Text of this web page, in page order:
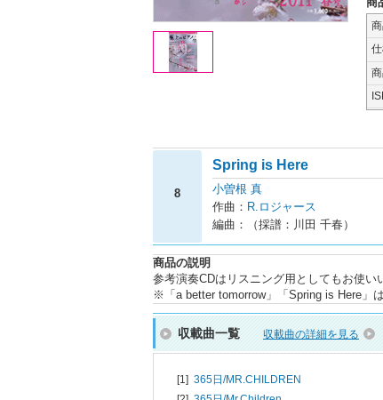
8
Spring is Here
小曽根 真
作曲： R.ロジャース
編曲：（採譜：川田 千春）
商品の説明
参考演奏CDはリスニング用としてもお使い
※「a better tomorrow」「Spring is Here」
収載曲一覧 収載曲の詳細を見る
[1] 365日/MR.CHILDREN